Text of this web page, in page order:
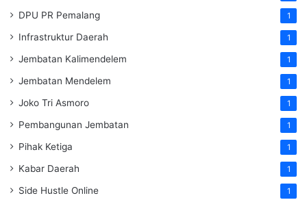
DPU PR Pemalang 1
Infrastruktur Daerah 1
Jembatan Kalimendelem 1
Jembatan Mendelem 1
Joko Tri Asmoro 1
Pembangunan Jembatan 1
Pihak Ketiga 1
Kabar Daerah 1
Side Hustle Online 1